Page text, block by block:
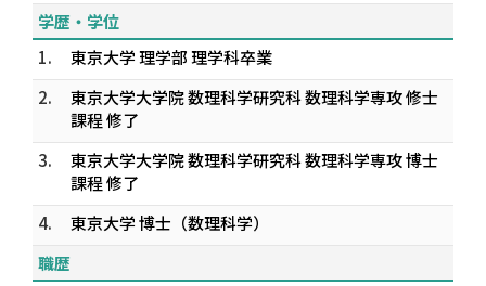
学歴・学位
1.
東京大学 理学部 理学科卒業
2.
東京大学大学院 数理科学研究科 数理科学専攻 修士
課程 修了
3.
東京大学大学院 数理科学研究科 数理科学専攻 博士
課程 修了
4.
東京大学 博士（数理科学）
職歴